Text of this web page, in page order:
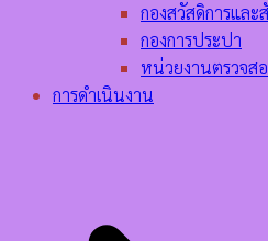
กองสวัสดิการและ
กองการประปา
หน่วยงานตรวจส
การดำเนินงาน